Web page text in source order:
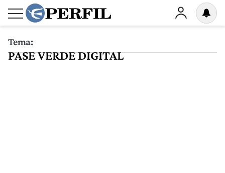
Tema:
PASE VERDE DIGITAL